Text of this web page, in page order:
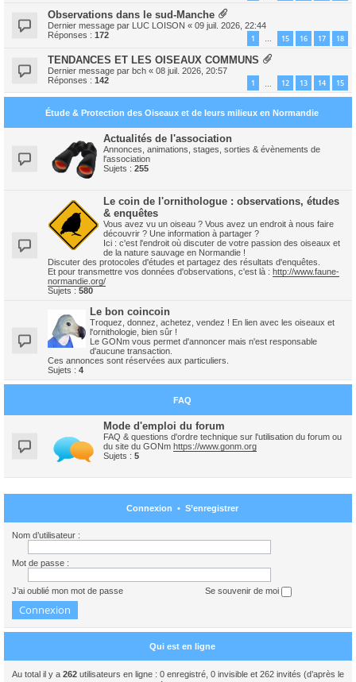
Observations dans le sud-Manche
Dernier message par LUC LOISON « 09 juil. 2026, 22:44
Réponses : 172 1 … 15 16 17 18
TENDANCES ET LES OISEAUX COMMUNS
Dernier message par bch « 08 juil. 2026, 20:57
Réponses : 142 1 12 13 14 15
Étude & Protection des Oiseaux et de leurs milieux en Normandie
Actualités de l'association
Annonces, animations, stages, sorties & évènements de
l'association
Sujets : 255
Le coin de l'ornithologue : observations, études
& enquêtes
Vous avez vu un oiseau ? Vous avez un endroit à nous faire
découvrir ? Une information à partager ?
Ici : c'est l'endroit où discuter de votre passion des oiseaux et
de la nature sauvage en Normandie !
Discuter des protocoles d'études et partagez des résultats d'enquêtes.
Et pour transmettre vos données d'observations, c'est là : http://www.faune-
normandie.org/
Sujets : 580
Le bon coincoin
Troquez, donnez, achetez, vendez ! En lien avec les oiseaux et
l'ornithologie, bien sûr !
Le GONm vous permet d'annoncer mais n'est responsable
d'aucune transaction.
Ces annonces sont réservées aux particuliers.
Sujets : 4
FAQ
Mode d'emploi du forum
FAQ & questions d'ordre technique sur l'utilisation du forum ou
du site du GONm https://www.gonm.org
Sujets : 5
Connexion • S’enregistrer
Nom d’utilisateur :
Mot de passe :
J’ai oublié mon mot de passe Se souvenir de moi
Qui est en ligne
Au total il y a 262 utilisateurs en ligne : 0 enregistré, 0 invisible et 262 invités (d’après le